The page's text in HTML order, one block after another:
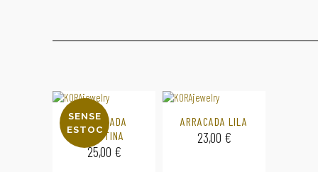
SENSE
ESTOC
ARRACADA
CRISTINA
25,00 €
ARRACADA LILA
23,00 €